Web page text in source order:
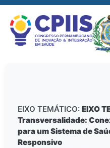
EIXO TEMÁTICO: EIXO
Transversalidade:
para um Sistema de
Responsivo